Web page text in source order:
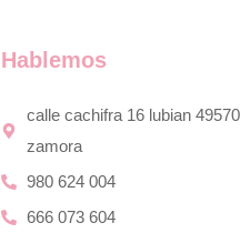
Hablemos
calle cachifra 16 lubian 49570
zamora
980 624 004
666 073 604